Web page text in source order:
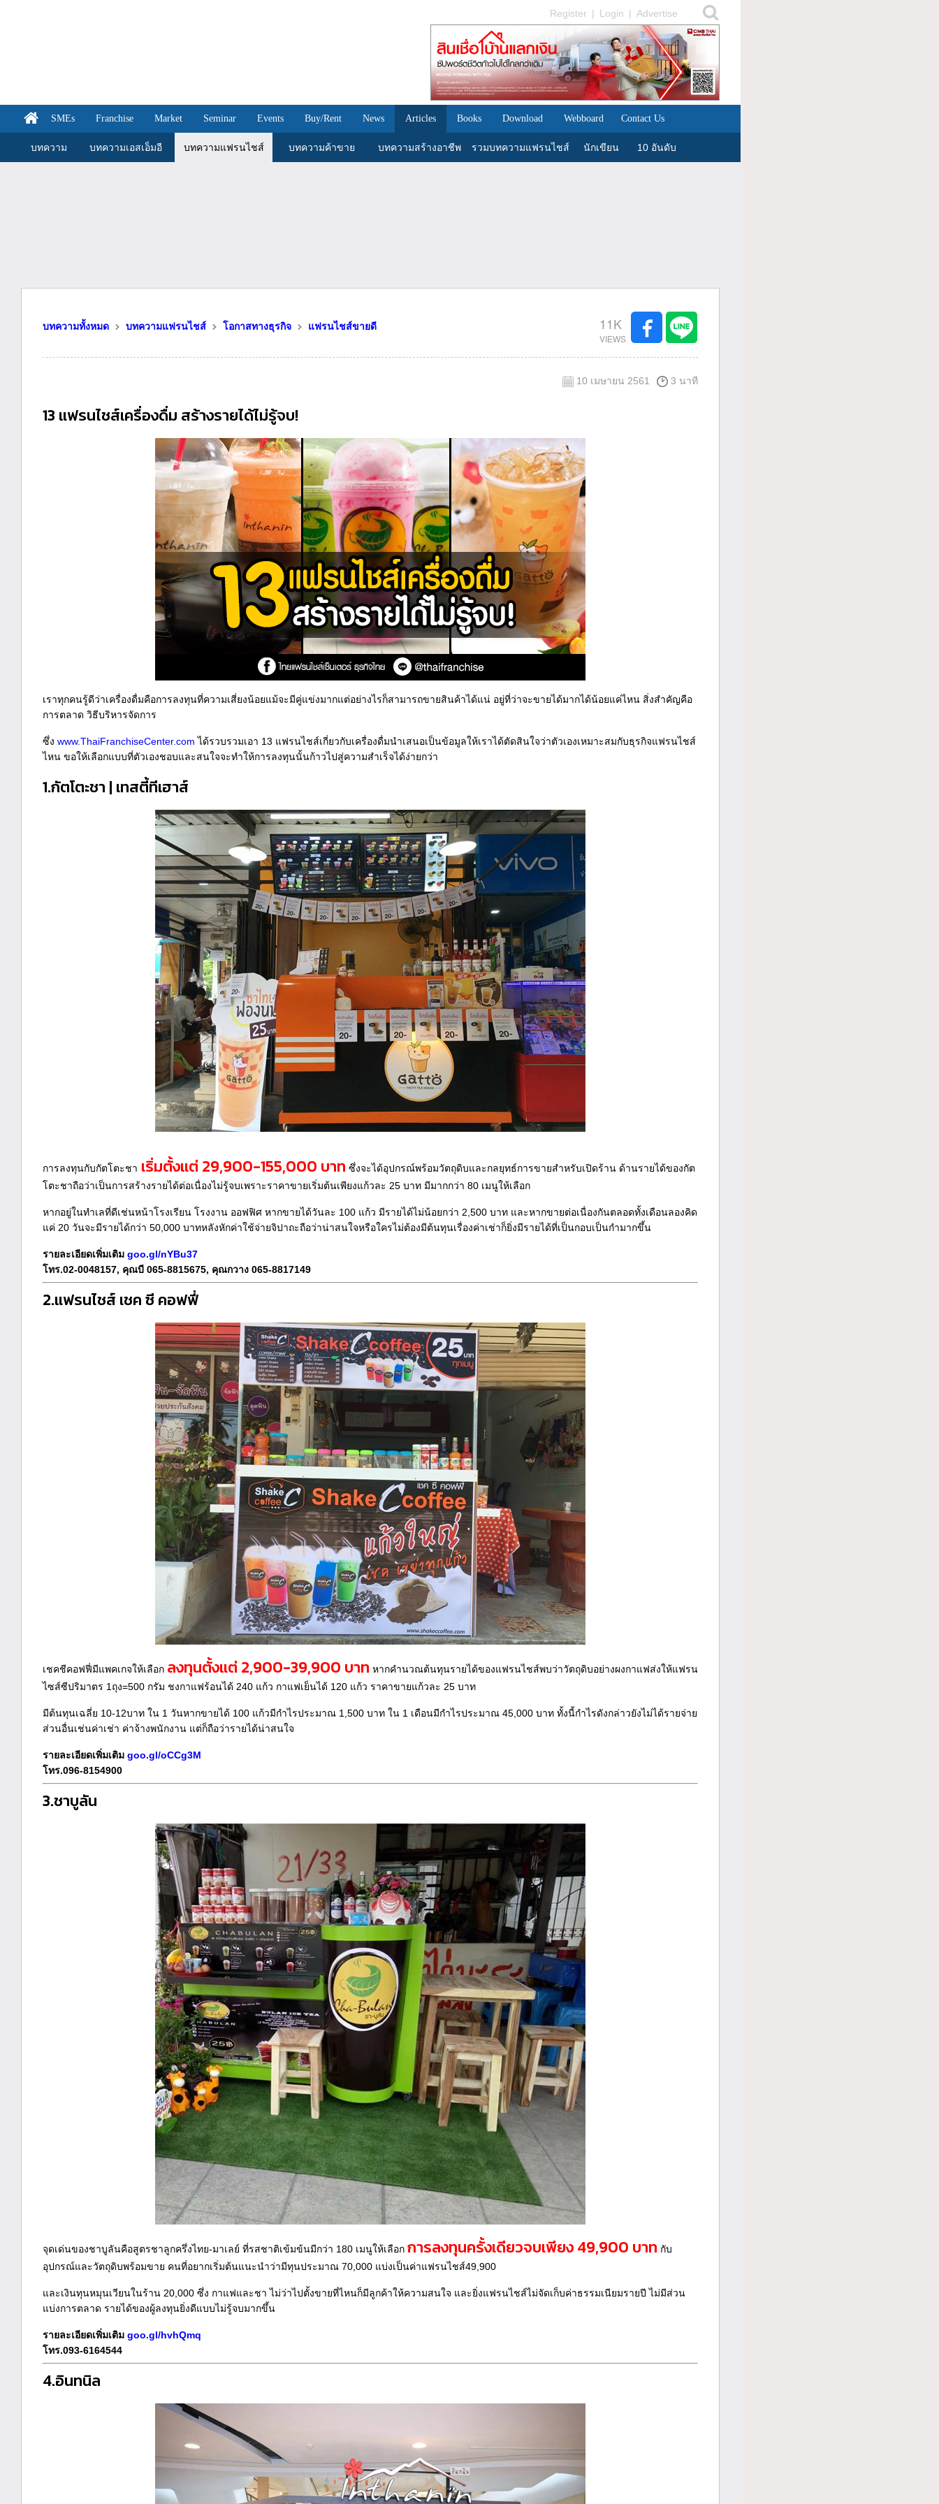
Register | Login | Advertise
SMEs Franchise Market Seminar Events Buy/Rent News Articles Books Download Webboard Contact Us
บทความ บทความเอสเอ็มอี บทความแฟรนไชส์ บทความค้าขาย บทความสร้างอาชีพ รวมบทความแฟรนไชส์ นักเขียน 10 อันดับ
บทความทั้งหมด บทความแฟรนไชส์ โอกาสทางธุรกิจ แฟรนไชส์ขายดี 11K
3 นาที
10 เมษายน 2561
13 แฟรนไชส์เครื่องดื่ม สร้างรายได้ไม่รู้จบ!
เราทุกคนรู้ดีว่าเครื่องดื่มคือการลงทุนที่ความเสี่ยงน้อยแม้จะมีคู่แข่งมากแต่อย่างไรก็สามารถขายสินค้าได้แน่ อยู่ที่ว่าจะขายได้มากได้น้อยแค่ไหน สิ่งสำคัญคือ
การตลาด วิธีบริหารจัดการ
ซึ่ง www.ThaiFranchiseCenter.com ได้รวบรวมเอา 13 แฟรนไชส์เกี่ยวกับเครื่องดื่มนำเสนอเป็นข้อมูลให้เราได้ตัดสินใจว่าตัวเองเหมาะสมกับธุรกิจแฟรนไชส์
ไหน ขอให้เลือกแบบที่ตัวเองชอบและสนใจจะทำให้การลงทุนนั้นก้าวไปสู่ความสำเร็จได้ง่ายกว่า
1.กัตโตะชา | เทสตี้ทีเฮาส์
การลงทุนกับกัตโตะชา เริ่มตั้งแต่ 29,900-155,000 บาท ซึ่งจะได้อุปกรณ์พร้อมวัตถุดิบและกลยุทธ์การขายสำหรับเปิดร้าน ด้านรายได้ของกัต
โตะชาถือว่าเป็นการสร้างรายได้ต่อเนื่องไม่รู้จบเพราะราคาขายเริ่มต้นเพียงแก้วละ 25 บาท มีมากกว่า 80 เมนูให้เลือก
หากอยู่ในทำเลที่ดีเช่นหน้าโรงเรียน โรงงาน ออฟฟิศ หากขายได้วันละ 100 แก้ว มีรายได้ไม่น้อยกว่า 2,500 บาท และหากขายต่อเนื่องกันตลอดทั้งเดือนลองคิด
แค่ 20 วันจะมีรายได้กว่า 50,000 บาทหลังหักค่าใช้จ่ายจิปาถะถือว่าน่าสนใจหรือใครไม่ต้องมีต้นทุนเรื่องค่าเช่าก็ยิ่งมีรายได้ที่เป็นกอบเป็นกำมากขึ้น
รายละเอียดเพิ่มเติม goo.gl/nYBu37
โทร.02-0048157, คุณบี 065-8815675, คุณกวาง 065-8817149
2.แฟรนไชส์ เชค ซี คอฟฟี่
เชคชีคอฟฟี่มีแพคเกจให้เลือก ลงทุนตั้งแต่ 2,900-39,900 บาท หากคำนวณต้นทุนรายได้ของแฟรนไชส์พบว่าวัตถุดิบอย่างผงกาแฟส่งให้แฟรน
ไซส์ซีปริมาตร 1ถุง=500 กรัม ชงกาแฟร้อนได้ 240 แก้ว กาแฟเย็นได้ 120 แก้ว ราคาขายแก้วละ 25 บาท
มีต้นทุนเฉลี่ย 10-12บาท ใน 1 วันหากขายได้ 100 แก้วมีกำไรประมาณ 1,500 บาท ใน 1 เดือนมีกำไรประมาณ 45,000 บาท ทั้งนี้กำไรดังกล่าวยังไม่ได้รายจ่าย
ส่วนอื่นเช่นค่าเช่า ค่าจ้างพนักงาน แต่ก็ถือว่ารายได้น่าสนใจ
รายละเอียดเพิ่มเติม goo.gl/oCCg3M
โทร.096-8154900
3.ชาบูลัน
จุดเด่นของชาบูลันคือสูตรชาลูกครึ่งไทย-มาเลย์ ที่รสชาติเข้มข้นมีกว่า 180 เมนูให้เลือก การลงทุนครั้งเดียวจบเพียง 49,900 บาท กับ
อุปกรณ์และวัตถุดิบพร้อมขาย คนที่อยากเริ่มต้นแนะนำว่ามีทุนประมาณ 70,000 แบ่งเป็นค่าแฟรนไชส์49,900
และเงินทุนหมุนเวียนในร้าน 20,000 ซึ่ง กาแฟและชา ไม่ว่าไปตั้งขายที่ไหนก็มีลูกค้าให้ความสนใจ และยิ่งแฟรนไชส์ไม่จัดเก็บค่าธรรมเนียมรายปี ไม่มีส่วน
แบ่งการตลาด รายได้ของผู้ลงทุนยิ่งดีแบบไม่รู้จบมากขึ้น
รายละเอียดเพิ่มเติม goo.gl/hvhQmq
โทร.093-6164544
4.อินทนิล